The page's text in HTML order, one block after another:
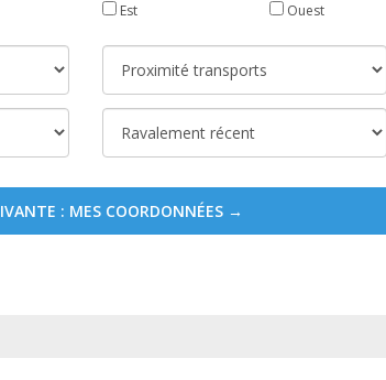
Est Ouest
: MES COORDONNÉES →